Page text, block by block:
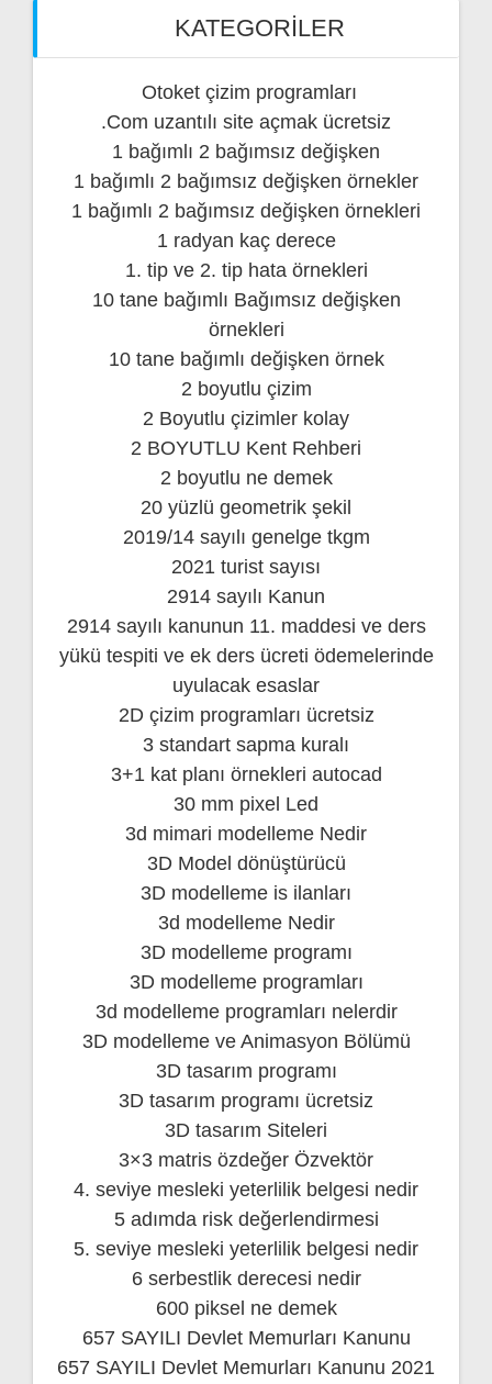
KATEGORILER
Otoket çizim programları
.Com uzantılı site açmak ücretsiz
1 bağımlı 2 bağımsız değişken
1 bağımlı 2 bağımsız değişken örnekler
1 bağımlı 2 bağımsız değişken örnekleri
1 radyan kaç derece
1. tip ve 2. tip hata örnekleri
10 tane bağımlı Bağımsız değişken
örnekleri
10 tane bağımlı değişken örnek
2 boyutlu çizim
2 Boyutlu çizimler kolay
2 BOYUTLU Kent Rehberi
2 boyutlu ne demek
20 yüzlü geometrik şekil
2019/14 sayılı genelge tkgm
2021 turist sayısı
2914 sayılı Kanun
2914 sayılı kanunun 11. maddesi ve ders
yükü tespiti ve ek ders ücreti ödemelerinde
uyulacak esaslar
2D çizim programları ücretsiz
3 standart sapma kuralı
3+1 kat planı örnekleri autocad
30 mm pixel Led
3d mimari modelleme Nedir
3D Model dönüştürücü
3D modelleme is ilanları
3d modelleme Nedir
3D modelleme programı
3D modelleme programları
3d modelleme programları nelerdir
3D modelleme ve Animasyon Bölümü
3D tasarım programı
3D tasarım programı ücretsiz
3D tasarım Siteleri
3×3 matris özdeğer Özvektör
4. seviye mesleki yeterlilik belgesi nedir
5 adımda risk değerlendirmesi
5. seviye mesleki yeterlilik belgesi nedir
6 serbestlik derecesi nedir
600 piksel ne demek
657 SAYILI Devlet Memurları Kanunu
657 SAYILI Devlet Memurları Kanunu 2021